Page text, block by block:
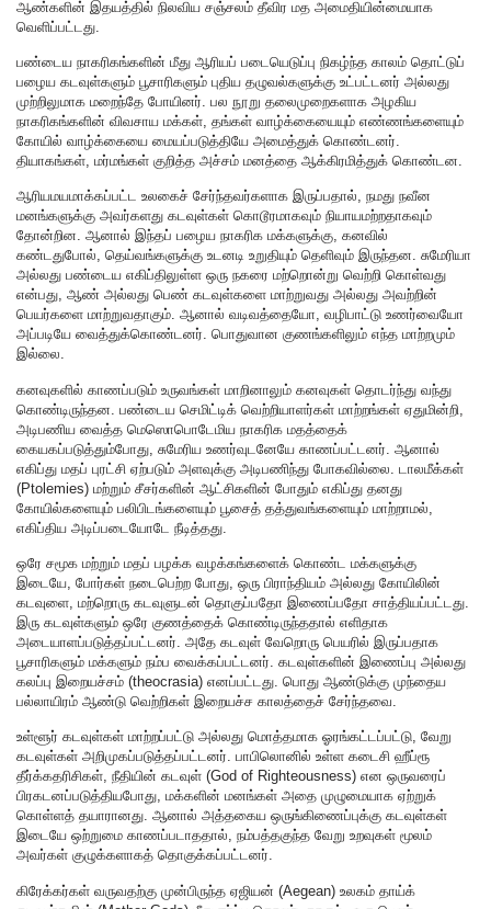
ஆண்களின் இதயத்தில் நிலவிய சஞ்சலம் தீவிர மத அமைதியின்மையாக
வெளிப்பட்டது.
பண்டைய நாகரிகங்களின் மீது ஆரியப் படையெடுப்பு நிகழ்ந்த காலம் தொட்டுப்
பழைய கடவுள்களும் பூசாரிகளும் புதிய தழுவல்களுக்கு உட்பட்டனர் அல்லது
முற்றிலுமாக மறைந்தே போயினர். பல நூறு தலைமுறைகளாக அழகிய
நாகரிகங்களின் விவசாய மக்கள், தங்கள் வாழ்க்கையையும் எண்ணங்களையும்
கோயில் வாழ்க்கையை மையப்படுத்தியே அமைத்துக் கொண்டனர்.
தியாகங்கள், மர்மங்கள் குறித்த அச்சம் மனத்தை ஆக்கிரமித்துக் கொண்டன.
ஆரியமயமாக்கப்பட்ட உலகைச் சேர்ந்தவர்களாக இருப்பதால், நமது நவீன
மனங்களுக்கு அவர்களது கடவுள்கள் கொடூரமாகவும் நியாயமற்றதாகவும்
தோன்றின. ஆனால் இந்தப் பழைய நாகரிக மக்களுக்கு, கனவில்
கண்டதுபோல், தெய்வங்களுக்கு உடனடி உறுதியும் தெளிவும் இருந்தன. சுமேரியா
அல்லது பண்டைய எகிப்திலுள்ள ஒரு நகரை மற்றொன்று வெற்றி கொள்வது
என்பது, ஆண் அல்லது பெண் கடவுள்களை மாற்றுவது அல்லது அவற்றின்
பெயர்களை மாற்றுவதாகும். ஆனால் வடிவத்தையோ, வழிபாட்டு உணர்வையோ
அப்படியே வைத்துக்கொண்டனர். பொதுவான குணங்களிலும் எந்த மாற்றமும்
இல்லை.
கனவுகளில் காணப்படும் உருவங்கள் மாறினாலும் கனவுகள் தொடர்ந்து வந்து
கொண்டிருந்தன. பண்டைய செமிட்டிக் வெற்றியாளர்கள் மாற்றங்கள் ஏதுமின்றி,
அடிபணிய வைத்த மெஸொபொடேமிய நாகரிக மதத்தைக்
கையகப்படுத்தும்போது, சுமேரிய உணர்வுடனேயே காணப்பட்டனர். ஆனால்
எகிப்து மதப் புரட்சி ஏற்படும் அளவுக்கு அடிபணிந்து போகவில்லை. டாலமீக்கள்
(Ptolemies) மற்றும் சீசர்களின் ஆட்சிகளின் போதும் எகிப்து தனது
கோயில்களையும் பலிபிடங்களையும் பூசைத் தத்துவங்களையும் மாற்றாமல்,
எகிப்திய அடிப்படையோடே நீடித்தது.
ஒரே சமூக மற்றும் மதப் பழக்க வழக்கங்களைக் கொண்ட மக்களுக்கு
இடையே, போர்கள் நடைபெற்ற போது, ஒரு பிராந்தியம் அல்லது கோயிலின்
கடவுளை, மற்றொரு கடவுளுடன் தொகுப்பதோ இணைப்பதோ சாத்தியப்பட்டது.
இரு கடவுள்களும் ஒரே குணத்தைக் கொண்டிருந்ததால் எளிதாக
அடையாளப்படுத்தப்பட்டனர். அதே கடவுள் வேறொரு பெயரில் இருப்பதாக
பூசாரிகளும் மக்களும் நம்ப வைக்கப்பட்டனர். கடவுள்களின் இணைப்பு அல்லது
கலப்பு இறையச்சம் (theocrasia) எனப்பட்டது. பொது ஆண்டுக்கு முந்தைய
பல்லாயிரம் ஆண்டு வெற்றிகள் இறையச்ச காலத்தைச் சேர்ந்தவை.
உள்ளூர் கடவுள்கள் மாற்றப்பட்டு அல்லது மொத்தமாக ஓரங்கட்டப்பட்டு, வேறு
கடவுள்கள் அறிமுகப்படுத்தப்பட்டனர். பாபிலொனில் உள்ள கடைசி ஹீப்ரூ
தீர்க்கதரிசிகள், நீதியின் கடவுள் (God of Righteousness) என ஒருவரைப்
பிரகடனப்படுத்தியபோது, மக்களின் மனங்கள் அதை முழுமையாக ஏற்றுக்
கொள்ளத் தயாரானது. ஆனால் அத்தகைய ஒருங்கிணைப்புக்கு கடவுள்கள்
இடையே ஒற்றுமை காணப்படாததால், நம்பத்தகுந்த வேறு உறவுகள் மூலம்
அவர்கள் குழுக்களாகத் தொகுக்கப்பட்டனர்.
கிரேக்கர்கள் வருவதற்கு முன்பிருந்த ஏஜியன் (Aegean) உலகம் தாய்க்